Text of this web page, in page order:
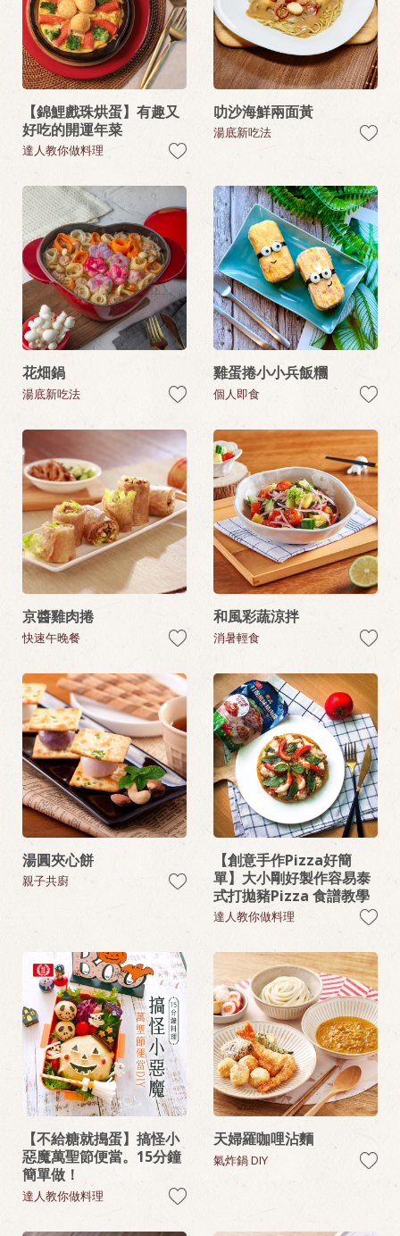
【錦鯉戲珠烘蛋】有趣又
好吃的開運年菜
達人教你做料理
叻沙海鮮兩面黃
湯底新吃法
花畑鍋
湯底新吃法
雞蛋捲小小兵飯糰
個人即食
京醬雞肉捲
快速午晚餐
和風彩蔬涼拌
消暑輕食
湯圓夾心餅
親子共廚
【創意手作Pizza好簡
單】大小剛好製作容易泰
式打拋豬Pizza 食譜教學
達人教你做料理
【不給糖就搗蛋】搞怪小
惡魔萬聖節便當。15分鐘
簡單做！
達人教你做料理
天婦羅咖哩沾麵
氣炸鍋 DIY